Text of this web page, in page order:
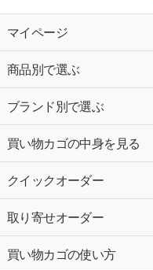
マイページ
商品別で選ぶ
ブランド別で選ぶ
買い物カゴの中身を見る
クイックオーダー
取り寄せオーダー
買い物カゴの使い方